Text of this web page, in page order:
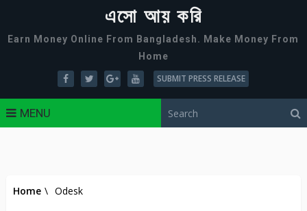
এসো আয় করি
Earn Money Online From Bangladesh. Make Money From
Home
SUBMIT PRESS RELEASE
MENU
Home \ Odesk